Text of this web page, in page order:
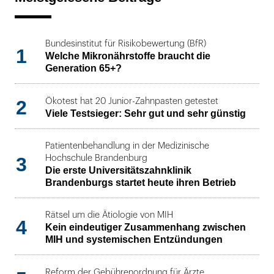
1
Bundesinstitut für Risikobewertung (BfR)
Welche Mikronährstoffe braucht die
Generation 65+?
2 Ökotest hat 20 Junior-Zahnpasten getestet
Viele Testsieger: Sehr gut und sehr günstig
3
Patientenbehandlung in der Medizinische
Hochschule Brandenburg
Die erste Universitätszahnklinik
Brandenburgs startet heute ihren Betrieb
4
Rätsel um die Ätiologie von MIH
Kein eindeutiger Zusammenhang zwischen
MIH und systemischen Entzündungen